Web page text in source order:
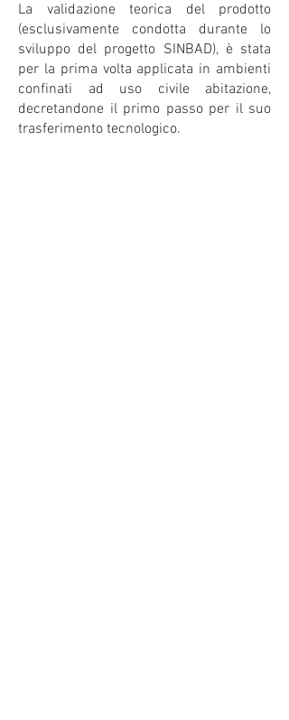
La validazione teorica del prodotto
(esclusivamente condotta durante lo
sviluppo del progetto SINBAD), è stata
per la prima volta applicata in ambienti
confinati ad uso civile abitazione,
decretandone il primo passo per il suo
trasferimento tecnologico.